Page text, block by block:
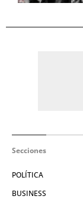
Secciones
POLÍTICA
BUSINESS